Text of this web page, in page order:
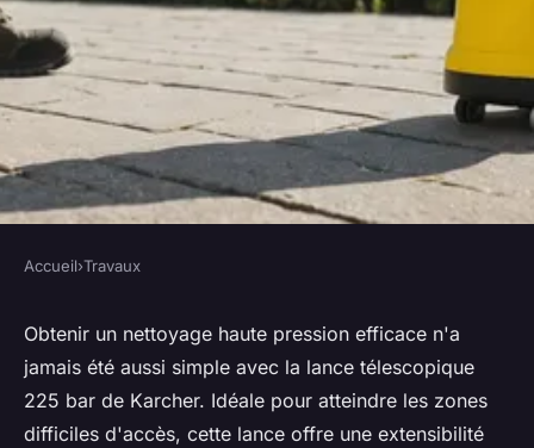
Lance télescopique 225 bar
karcher : nettoyage haute
pression facile
Accueil›Travaux
Obtenir un nettoyage haute pression efficace n'a
jamais été aussi simple avec la lance télescopique
225 bar de Karcher. Idéale pour atteindre les zones
difficiles d'accès, cette lance offre une extensibilité